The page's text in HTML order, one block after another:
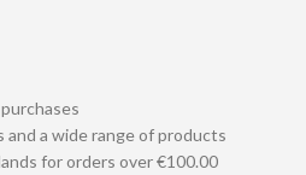
a wide range of products
for orders over €100.00